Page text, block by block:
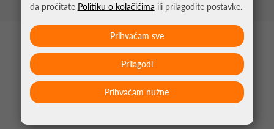
MOŽDA VAS ZANIMA
da pročitate Politiku o kolačićima ili prilagodite postavke.
Prihvaćam nužne
Prilagodi
Prihvaćam sve